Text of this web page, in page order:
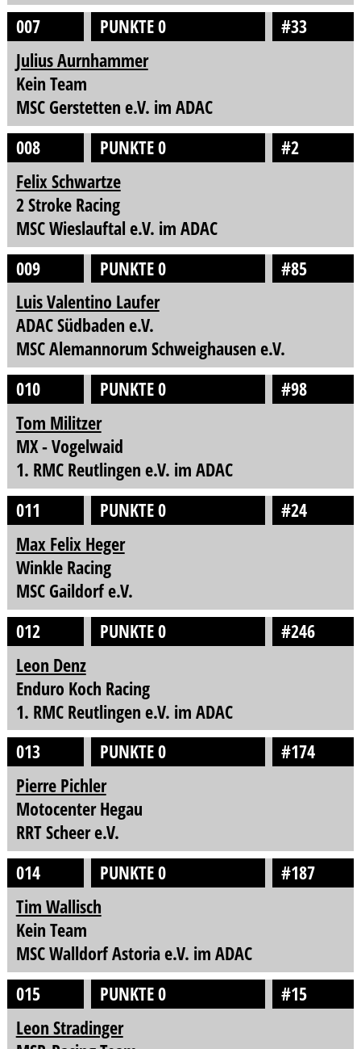
007
PUNKTE 0
#33
Julius Aurnhammer
Kein Team
MSC Gerstetten e.V. im ADAC
008
PUNKTE 0
#2
Felix Schwartze
2 Stroke Racing
MSC Wieslauftal e.V. im ADAC
009
PUNKTE 0
#85
Luis Valentino Laufer
ADAC Südbaden e.V.
MSC Alemannorum Schweighausen e.V.
010
PUNKTE 0
#98
Tom Militzer
MX - Vogelwaid
1. RMC Reutlingen e.V. im ADAC
011
PUNKTE 0
#24
Max Felix Heger
Winkle Racing
MSC Gaildorf e.V.
012
PUNKTE 0
#246
Leon Denz
Enduro Koch Racing
1. RMC Reutlingen e.V. im ADAC
013
PUNKTE 0
#174
Pierre Pichler
Motocenter Hegau
RRT Scheer e.V.
014
PUNKTE 0
#187
Tim Wallisch
Kein Team
MSC Walldorf Astoria e.V. im ADAC
015
PUNKTE 0
#15
Leon Stradinger